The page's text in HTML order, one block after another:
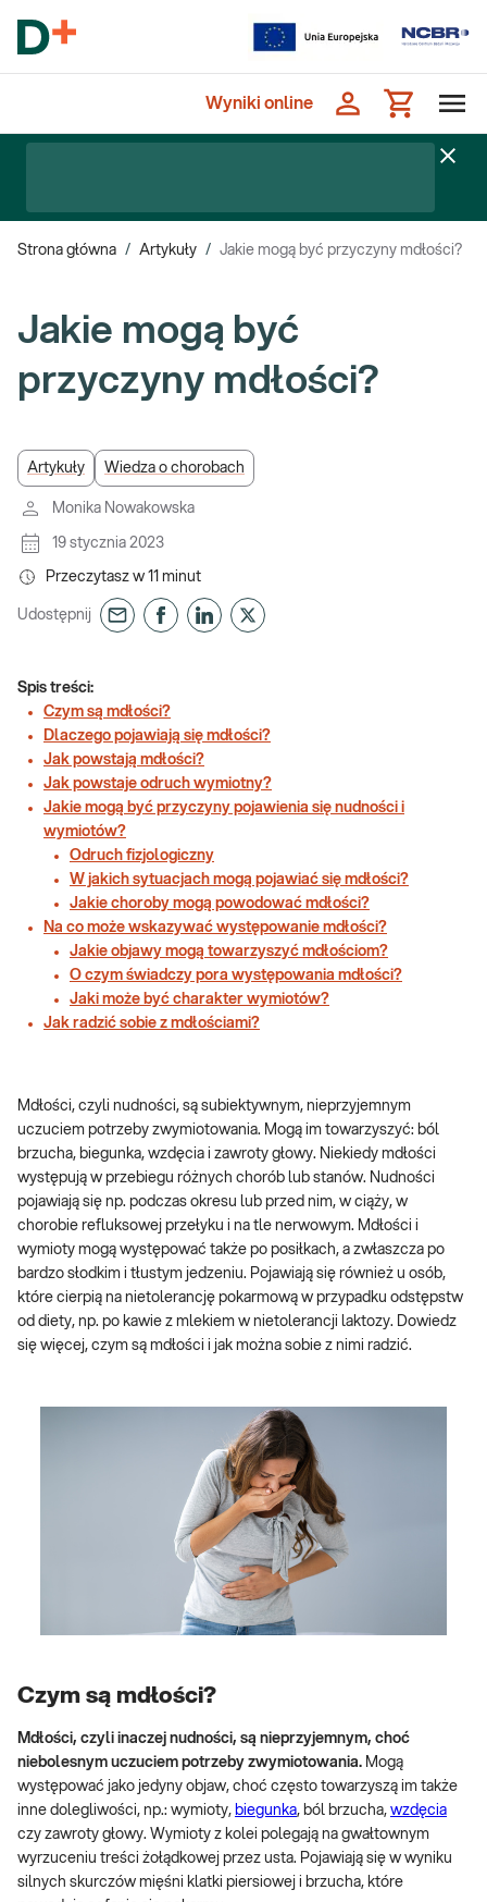
Wyniki online
Strona główna / Artykuły / Jakie mogą być przyczyny mdłości?
Jakie mogą być
przyczyny mdłości?
Artykuły Wiedza o chorobach
Monika Nowakowska
19 stycznia 2023
Przeczytasz w 11 minut
Udostępnij
Spis treści:
Czym są mdłości?
Dlaczego pojawiają się mdłości?
Jak powstają mdłości?
Jak powstaje odruch wymiotny?
Jakie mogą być przyczyny pojawienia się nudności i
wymiotów?
Odruch fizjologiczny
W jakich sytuacjach mogą pojawiać się mdłości?
Jakie choroby mogą powodować mdłości?
Na co może wskazywać występowanie mdłości?
Jakie objawy mogą towarzyszyć mdłościom?
O czym świadczy pora występowania mdłości?
Jaki może być charakter wymiotów?
Jak radzić sobie z mdłościami?
Mdłości, czyli nudności, są subiektywnym, nieprzyjemnym
uczuciem potrzeby zwymiotowania. Mogą im towarzyszyć: ból
brzucha, biegunka, wzdęcia i zawroty głowy. Niekiedy mdłości
występują w przebiegu różnych chorób lub stanów. Nudności
pojawiają się np. podczas okresu lub przed nim, w ciąży, w
chorobie refluksowej przełyku i na tle nerwowym. Mdłości i
wymioty mogą występować także po posiłkach, a zwłaszcza po
bardzo słodkim i tłustym jedzeniu. Pojawiają się również u osób,
które cierpią na nietolerancję pokarmową w przypadku odstępstw
od diety, np. po kawie z mlekiem w nietolerancji laktozy. Dowiedz
się więcej, czym są mdłości i jak można sobie z nimi radzić.
Czym są mdłości?
Mdłości, czyli inaczej nudności, są nieprzyjemnym, choć
niebolesnym uczuciem potrzeby zwymiotowania. Mogą
występować jako jedyny objaw, choć często towarzyszą im także
inne dolegliwości, np.: wymioty, biegunka, ból brzucha, wzdęcia
czy zawroty głowy. Wymioty z kolei polegają na gwałtownym
wyrzuceniu treści żołądkowej przez usta. Pojawiają się w wyniku
silnych skurczów mięśni klatki piersiowej i brzucha, które